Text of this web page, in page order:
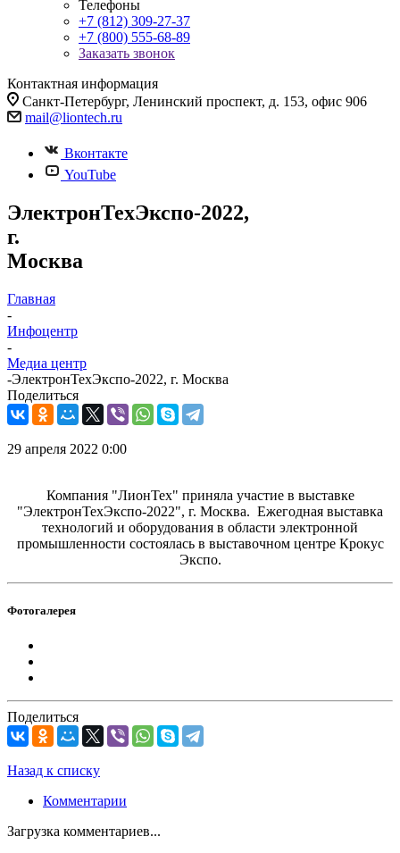
Телефоны
+7 (812) 309-27-37
+7 (800) 555-68-89
Заказать звонок
Контактная информация
Санкт-Петербург, Ленинский проспект, д. 153, офис 906
mail@liontech.ru
Вконтакте
YouTube
ЭлектронТехЭкспо-2022,
г.
Москва
Главная
-
Инфоцентр
-
Медиа центр
-ЭлектронТехЭкспо-2022, г. Москва
Поделиться
29 апреля 2022 0:00
Компания "ЛионТех" приняла участие в выставке
"ЭлектронТехЭкспо-2022", г. Москва. Ежегодная выставка
технологий и оборудования в области электронной
промышленности состоялась в выставочном центре Крокус
Экспо.
Фотогалерея
Поделиться
Назад к списку
Комментарии
Загрузка комментариев...